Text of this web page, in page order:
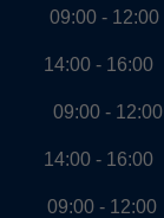
- 12:00
16:00
- 12:00
16:00
- 12:00